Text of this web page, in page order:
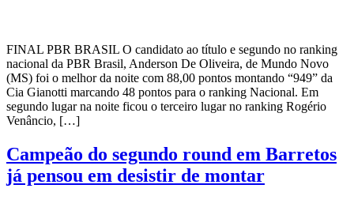
FINAL PBR BRASIL O candidato ao título e segundo no ranking
nacional da PBR Brasil, Anderson De Oliveira, de Mundo Novo
(MS) foi o melhor da noite com 88,00 pontos montando “949” da
Cia Gianotti marcando 48 pontos para o ranking Nacional. Em
segundo lugar na noite ficou o terceiro lugar no ranking Rogério
Venâncio, […]
Campeão do segundo round em Barretos
já pensou em desistir de montar